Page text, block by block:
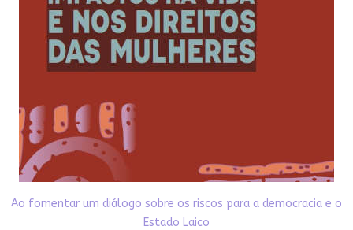
Ao fomentar um diálogo sobre os riscos para a democracia e o
Estado Laico